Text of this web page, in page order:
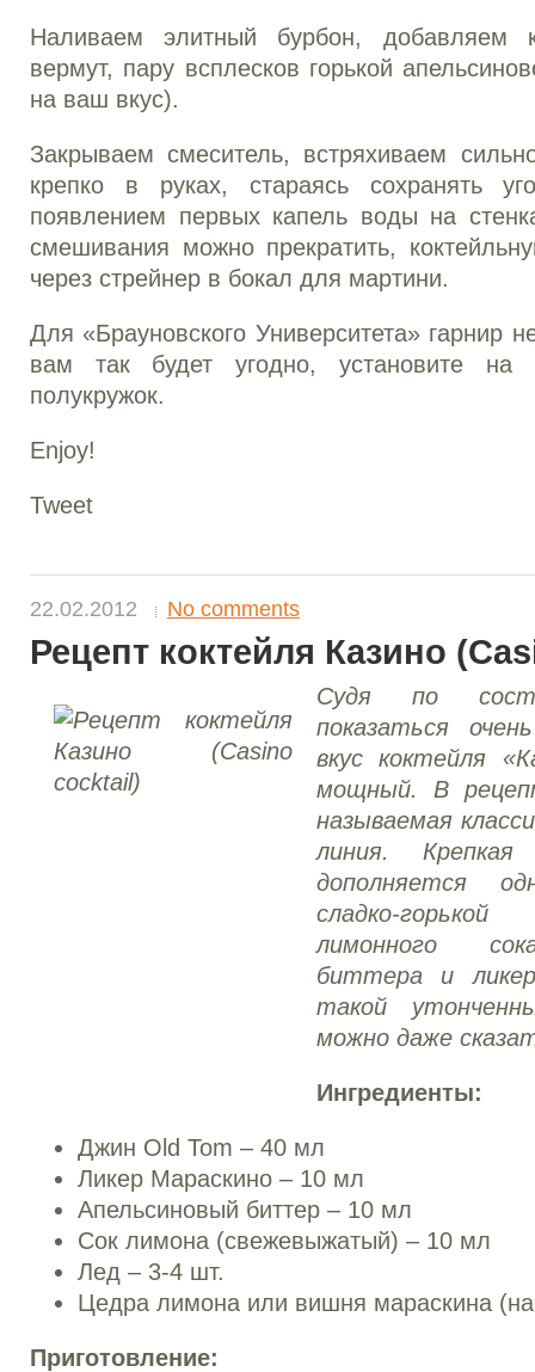
Наливаем элитный бурбон, добавляем
вермут, пару всплесков горькой
на ваш вкус).
Закрываем смеситель, встряхиваем
крепко в руках, стараясь сохранять
появлением первых капель воды на
смешивания можно прекратить,
через стрейнер в бокал для мартини.
Для «Брауновского Университета» гарнир
вам так будет угодно, установите на
полукружок.
Enjoy!
Tweet
22.02.2012 No comments
Рецепт коктейля Казино
Судя по
показаться
вкус коктейля
мощный. В
называемая
линия. Крепкая
дополняется
сладко-
лимонного
биттера и
такой
можно даже
Ингредиенты:
Джин Old Tom – 40 мл
Ликер Мараскино – 10 мл
Апельсиновый биттер – 10 мл
Сок лимона (свежевыжатый) – 10 мл
Лед – 3-4 шт.
Цедра лимона или вишня мараскина (на
Приготовление: